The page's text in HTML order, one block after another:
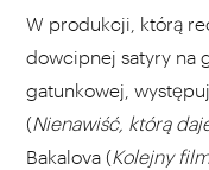
W produkcji, którą
dowcipnej satyry na
gatunkowej,
(Nienawiść, którą
Bakalova (Kolejny